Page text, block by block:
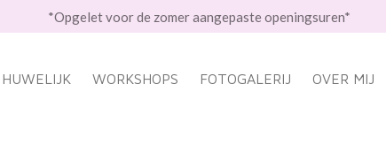
*Opgelet voor de zomer aangepaste openingsuren*
HUWELIJK WORKSHOPS FOTOGALERIJ OVER MIJ